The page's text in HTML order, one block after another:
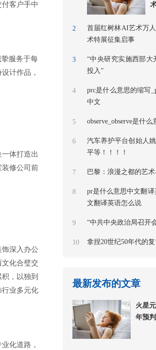
客户手中
服务于每
计作品，
体打造出
修公司前
深入办公
化合璧交
，以独到
行业多元化
化道路，
2
首届红树林AI艺术万
术特展征集启事
3
“中央研究实施西部大
投入”
4
prc是什么意思的缩写
中文
5 observe_observe是什么
6
汽车养护平台创始人
平等！！！！
7 巴黎：浪漫之都的艺
8
pr是什么意思中文翻
文翻译英语怎么说
9 “中共中央政治局召开
10 拿捏20世纪50年代的
最新发布的文章
火星
年预判